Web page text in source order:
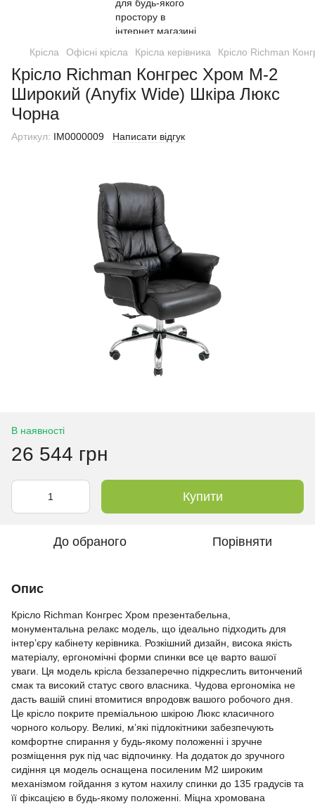
Крісла Офісні крісла Крісла керівника Крісло Richman
Крісло Richman Конгрес Хром M-2
Широкий (Anyfix Wide) Шкіра Люкс
Чорна
Артикул: IM0000009 Написати відгук
В наявності
26 544 грн
Купити
До обраного Порівняти
Опис
Крісло Richman Конгрес Хром презентабельна,
монументальна релакс модель, що ідеально підходить для
інтер’єру кабінету керівника. Розкішний дизайн, висока якість
матеріалу, ергономічні форми спинки все це варто вашої
уваги. Ця модель крісла беззаперечно підкреслить витончений
смак та високий статус свого власника. Чудова ергономіка не
дасть вашій спині втомитися впродовж вашого робочого дня.
Це крісло покрите преміальною шкірою Люкс класичного
чорного кольору. Великі, м’які підлокітники забезпечують
комфортне спирання у будь-якому положенні і зручне
розміщення рук під час відпочинку. На додаток до зручного
сидіння ця модель оснащена посиленим М2 широким
механізмом гойдання з кутом нахилу спинки до 135 градусів та
її фіксацією в будь-якому положенні. Міцна хромована